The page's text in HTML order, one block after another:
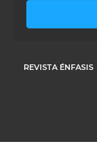
REVISTA ÉNFASIS